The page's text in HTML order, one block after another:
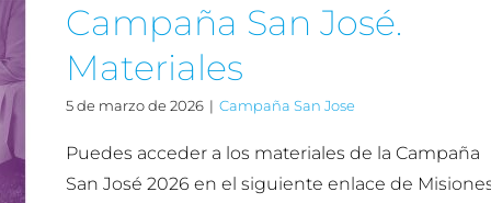
Campaña San José.
Materiales
5 de marzo de 2026 | Campaña San Jose
Puedes acceder a los materiales de la Campaña
San José 2026 en el siguiente enlace de